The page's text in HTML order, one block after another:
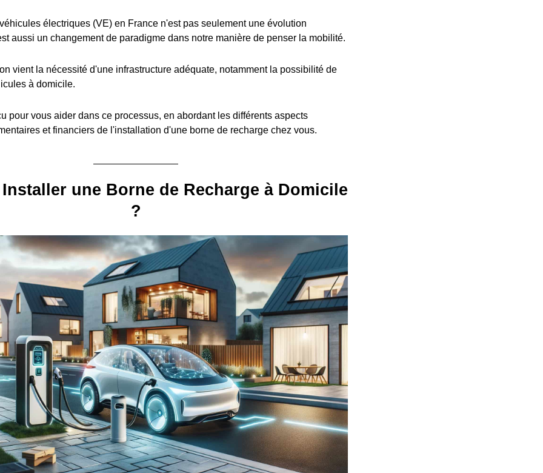
électriques (VE) en France n'est pas seulement une évolution
aussi un changement de paradigme dans notre manière de penser la mobilité.
vient la nécessité d'une infrastructure adéquate, notamment la possibilité de
à domicile.
pour vous aider dans ce processus, en abordant les différents aspects
et financiers de l'installation d'une borne de recharge chez vous.
une Borne de Recharge à Domicile
?